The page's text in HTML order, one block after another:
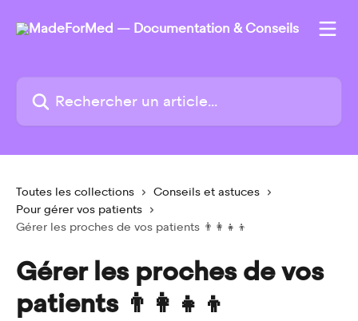
Rechercher un article...
Toutes les collections
Conseils et astuces
Pour gérer vos patients
Gérer les proches de vos patients 👨‍👩‍👧‍👦
Gérer les proches de vos
patients 👨‍👩‍👧‍👦